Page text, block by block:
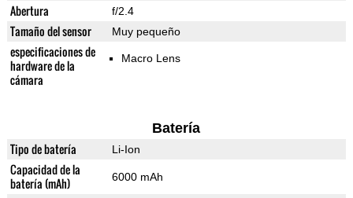
Abertura f/2.4
Tamaño del sensor Muy pequeño
especificaciones de
hardware de la
cámara
Macro Lens
Batería
Tipo de batería Li-Ion
Capacidad de la
batería (mAh)
6000 mAh